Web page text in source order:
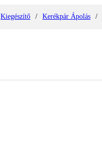
Kiegészítő / Kerékpár Ápolás /